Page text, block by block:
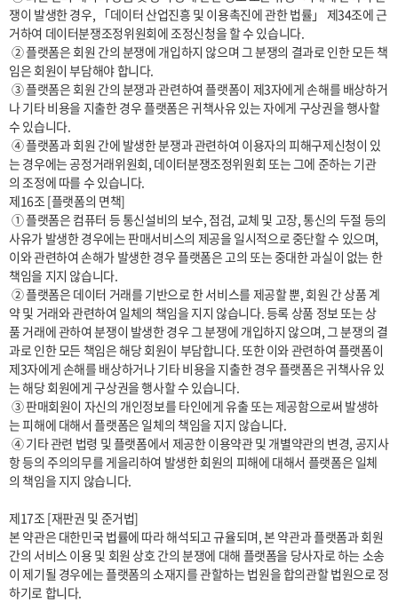
쟁이 발생한 경우, 「데이터 산업진흥 및 이용촉진에 관한 법률」 제34조에 근
거하여 데이터분쟁조정위원회에 조정신청을 할 수 있습니다.
임은 회원이 부담해야 합니다.
나 기타 비용을 지출한 경우 플랫폼은 귀책사유 있는 자에게 구상권을 행사할
수 있습니다.
는 경우에는 공정거래위원회, 데이터분쟁조정위원회 또는 그에 준하는 기관
의 조정에 따를 수 있습니다.
제16조 [플랫폼의 면책]
사유가 발생한 경우에는 판매서비스의 제공을 일시적으로 중단할 수 있으며,
이와 관련하여 손해가 발생한 경우 플랫폼은 고의 또는 중대한 과실이 없는 한
책임을 지지 않습니다.
약 및 거래와 관련하여 일체의 책임을 지지 않습니다. 등록 상품 정보 또는 상
품 거래에 관하여 분쟁이 발생한 경우 그 분쟁에 개입하지 않으며, 그 분쟁의 결
과로 인한 모든 책임은 해당 회원이 부담합니다. 또한 이와 관련하여 플랫폼이
제3자에게 손해를 배상하거나 기타 비용을 지출한 경우 플랫폼은 귀책사유 있
는 해당 회원에게 구상권을 행사할 수 있습니다.
는 피해에 대해서 플랫폼은 일체의 책임을 지지 않습니다.
항 등의 주의의무를 게을리하여 발생한 회원의 피해에 대해서 플랫폼은 일체
의 책임을 지지 않습니다.
제17조 [재판권 및 준거법]
본 약관은 대한민국 법률에 따라 해석되고 규율되며, 본 약관과 플랫폼과 회원
간의 서비스 이용 및 회원 상호 간의 분쟁에 대해 플랫폼을 당사자로 하는 소송
이 제기될 경우에는 플랫폼의 소재지를 관할하는 법원을 합의관할 법원으로 정
하기로 합니다.